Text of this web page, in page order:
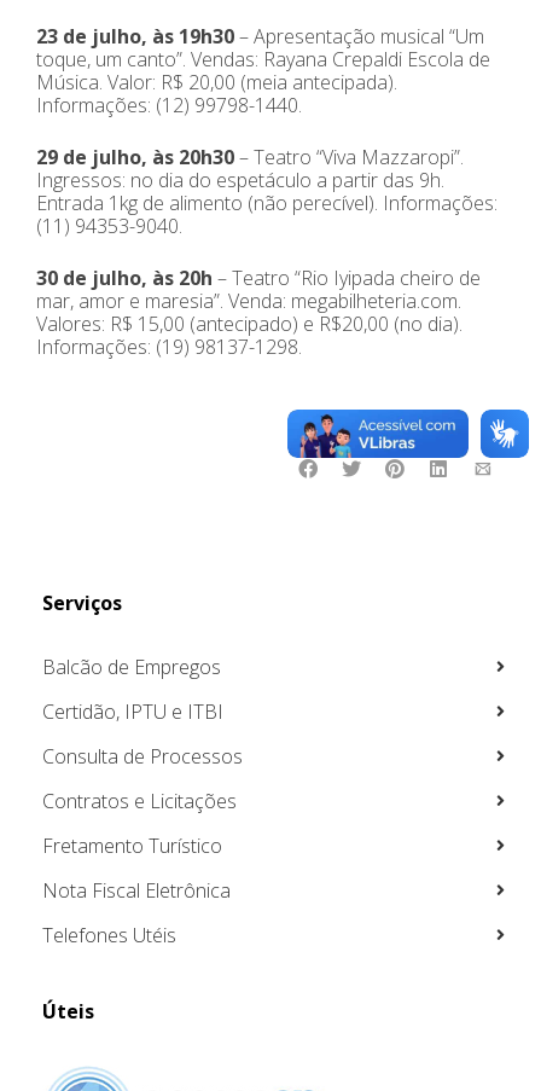
23 de julho, às 19h30– Apresentação musical “Um
toque, um canto”. Vendas: Rayana Crepaldi Escola de
Música. Valor: R$ 20,00 (meia antecipada).
Informações: (12) 99798-1440.
29 de julho, às 20h30– Teatro “Viva Mazzaropi”.
Ingressos: no dia do espetáculo a partir das 9h.
Entrada 1kg de alimento (não perecível). Informações:
(11) 94353-9040.
30 de julho, às 20h – Teatro “Rio Iyipada cheiro de
mar, amor e maresia”. Venda: megabilheteria.com.
Valores: R$ 15,00 (antecipado) e R$20,00 (no dia).
Informações: (19) 98137-1298.
Serviços
Balcão de Empregos
Certidão, IPTU e ITBI
Consulta de Processos
Contratos e Licitações
Fretamento Turístico
Nota Fiscal Eletrônica
Telefones Utéis
Úteis